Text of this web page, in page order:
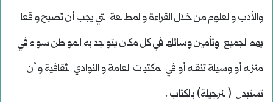
والأدب والعلوم من خلال القراءة والمطالعة التي يجب أن تصبح واقعا
يهم الجميع وتأمين وسائلها في كل مكان يتواجد به المواطن سواء في
منزله أو وسيلة تنقله أو في المكتبات العامة و النوادي الثقافية و أن
تستبدل (النرجيلة) بالكتاب .